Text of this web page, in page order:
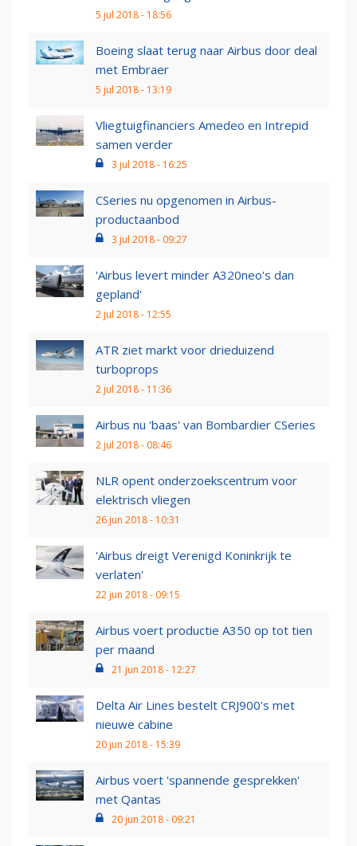
5 jul 2018 - 18:56
Boeing slaat terug naar Airbus door deal
met Embraer
5 jul 2018 - 13:19
Vliegtuigfinanciers Amedeo en Intrepid
samen verder
3 jul 2018 - 16:25
CSeries nu opgenomen in Airbus-
productaanbod
3 jul 2018 - 09:27
'Airbus levert minder A320neo's dan
gepland'
2 jul 2018 - 12:55
ATR ziet markt voor drieduizend
turboprops
2 jul 2018 - 11:36
Airbus nu 'baas' van Bombardier CSeries
2 jul 2018 - 08:46
NLR opent onderzoekscentrum voor
elektrisch vliegen
26 jun 2018 - 10:31
'Airbus dreigt Verenigd Koninkrijk te
verlaten'
22 jun 2018 - 09:15
Airbus voert productie A350 op tot tien
per maand
21 jun 2018 - 12:27
Delta Air Lines bestelt CRJ900's met
nieuwe cabine
20 jun 2018 - 15:39
Airbus voert 'spannende gesprekken'
met Qantas
20 jun 2018 - 09:21